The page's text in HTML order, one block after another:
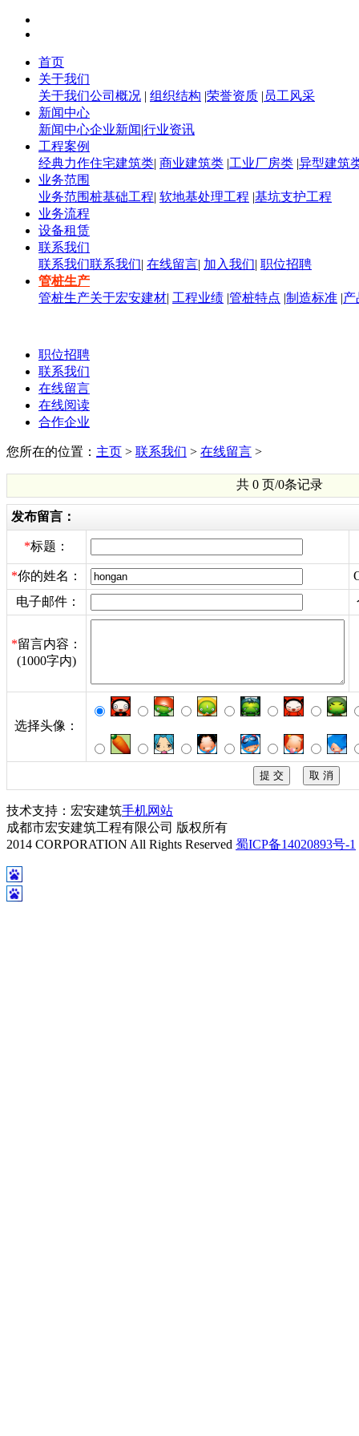
首页
关于我们
关于我们公司概况 | 组织结构 |荣誉资质 | 员工风采
新闻中心
新闻中心企业新闻|行业资讯
工程案例
经典力作住宅建筑类| 商业建筑类 |工业厂房类 |异型建筑
业务范围
业务范围桩基础工程| 软地基处理工程 |基坑支护工程
业务流程
设备租赁
联系我们
联系我们联系我们| 在线留言| 加入我们| 职位招聘
管桩生产
管桩生产关于宏安建材| 工程业绩 |管桩特点 |制造标准 |产
职位招聘
联系我们
在线留言
在线阅读
合作企业
您所在的位置： 主页 > 联系我们 > 在线留言 >
共 0 页/0条记录
发布留言：
*标题：
*你的姓名：
电子邮件：
*留言内容：
(1000字内)
选择头像：
技术支持：宏安建筑手机网站
成都市宏安建筑工程有限公司 版权所有
2014 CORPORATION All Rights Reserved 蜀ICP备14020893号-1